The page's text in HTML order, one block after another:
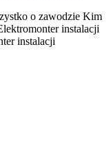
o zawodzie Kim
instalacji
instalacji